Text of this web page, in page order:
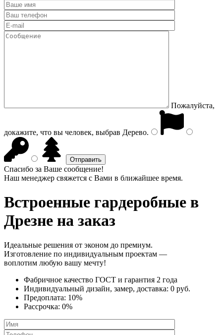
Пожалуйста,
докажите, что вы человек, выбрав Дерево.
Спасибо за Ваше сообщение!
Наш менеджер свяжется с Вами в ближайшее время.
Встроенные гардеробные в
Дрезне на заказ
Идеальные решения от эконом до премиум.
Изготовление по индивидуальным проектам —
воплотим любую вашу мечту!
Фабричное качество ГОСТ и гарантия 2 года
Индивидуальный дизайн, замер, доставка: 0 руб.
Предоплата: 10%
Рассрочка: 0%